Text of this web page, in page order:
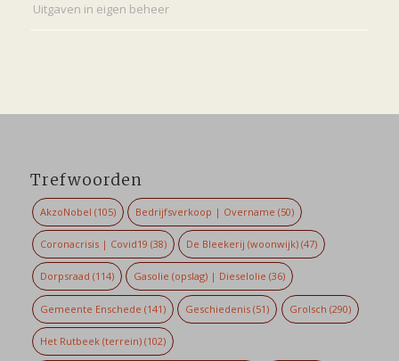
Uitgaven in eigen beheer
Trefwoorden
AkzoNobel (105) Bedrijfsverkoop | Overname (50)
Coronacrisis | Covid19 (38) De Bleekerij (woonwijk) (47)
Dorpsraad (114) Gasolie (opslag) | Dieselolie (36)
Gemeente Enschede (141) Geschiedenis (51) Grolsch (290)
Het Rutbeek (terrein)(102)